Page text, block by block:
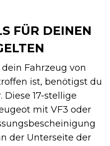
FÜR DEINEN
Fahrzeug von
ist, benötigst du
17-stellige
mit VF3 oder
der Unterseite der